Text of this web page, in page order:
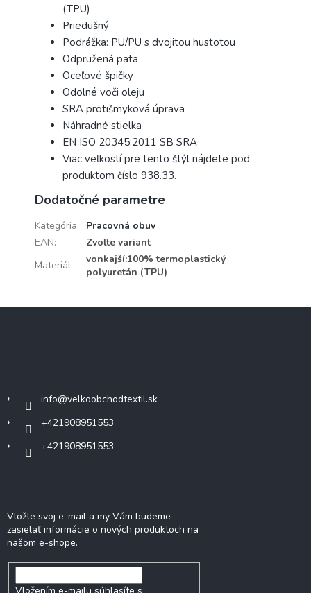
(TPU)
Priedušný
Podrážka: PU/PU s dvojitou hustotou
Odpružená päta
Oceľové špičky
Odolné voči oleju
SRA protišmyková úprava
Náhradné stielka
EN ISO 20345:2011 SB SRA
Viac veľkostí pre tento štýl nájdete pod
produktom číslo 938.33.
Dodatočné parametre
Kategória:
Pracovná obuv
EAN:
Zvoľte variant
Materiál:
vonkajší:100% termoplastický
polyuretán (TPU)
info@velkoobchodtextil.sk
+421908951553
+421908951553
Vložte svoj e-mail a my Vám budeme
zasielať informácie o nových produktoch na
našom e-shope.
Vložením e-mailu súhlasíte s